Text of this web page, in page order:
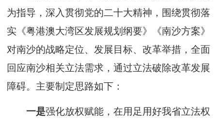
为指导，深入贯彻党的二十大精神，围绕贯彻落
实《粤港澳大湾区发展规划纲要》《南沙方案》
对南沙的战略定位、发展目标、改革举措，全面
回应南沙相关立法需求，通过立法破除改革发展
障碍。主要制定思路如下：
一是强化放权赋能，在用足用好我省立法权